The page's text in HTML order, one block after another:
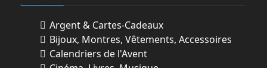
Argent & Cartes-Cadeaux
Bijoux, Montres, Vêtements, Accessoires
Calendriers de l'Avent